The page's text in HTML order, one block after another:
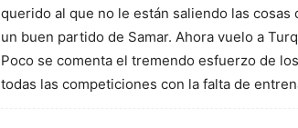
querido al que no le están saliendo las
un buen partido de Samar. Ahora vuelo a
Poco se comenta el tremendo esfuerzo de
todas las competiciones con la falta de